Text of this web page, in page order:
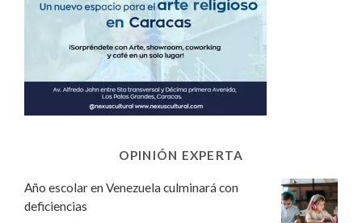
OPINIÓN EXPERTA
Año escolar en Venezuela culminará con
deficiencias